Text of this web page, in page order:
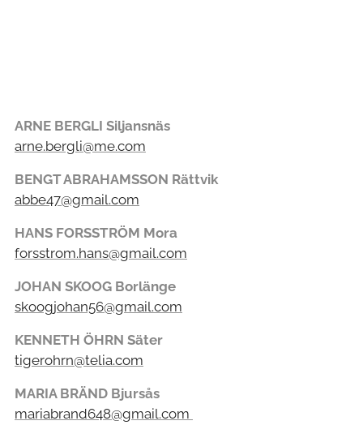
ARNE BERGLI Siljansnäs
arne.bergli@me.com
BENGT ABRAHAMSSON Rättvik
abbe47@gmail.com
HANS FORSSTRÖM Mora
forsstrom.hans@gmail.com
JOHAN SKOOG Borlänge
skoogjohan56@gmail.com
KENNETH ÖHRN Säter
tigerohrn@telia.com
MARIA BRÄND Bjursås
mariabrand648@gmail.com